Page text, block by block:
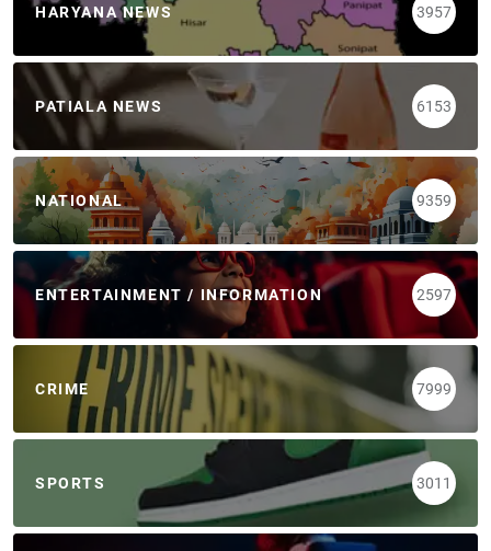
HARYANA NEWS 3957
PATIALA NEWS 6153
NATIONAL 9359
ENTERTAINMENT / INFORMATION 2597
CRIME 7999
SPORTS 3011